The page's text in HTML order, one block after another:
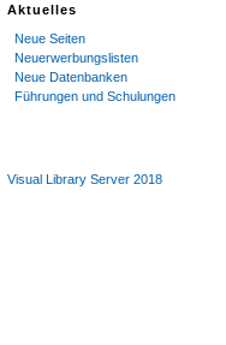
Aktuelles
Neue Seiten
Neuerwerbungslisten
Neue Datenbanken
Führungen und Schulungen
Visual Library Server 2018